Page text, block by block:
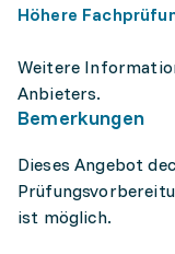
Höhere
Weitere
Anbieters.
Bemerkungen
Dieses Angebot
ist möglich.